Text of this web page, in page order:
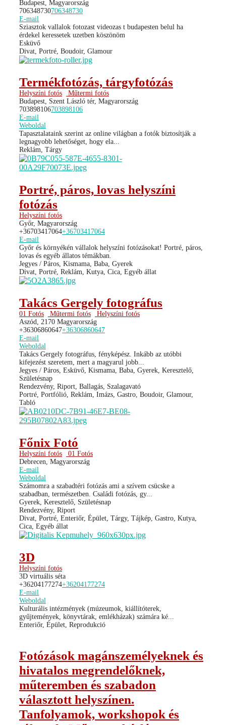
Budapest, Magyarország
706348730706348730
E-mail
Sziasztok vallalok fotozast videozas t budapesten belul ha
érdekel keressetek uzetben köszönöm
Esküvő
Divat, Portré, Boudoir, Glamour
Termékfotózás, tárgyfotózás
Helyszíni fotós
Műtermi fotós
Budapest, Szent László tér, Magyarország
703898106703898106
E-mail
Weboldal
Tapasztalataink szerint az online világban a fotók biztosítják a
legnagyobb lehetőséget, hogy ela...
Reklám, Tárgy
Portré, páros, lovas helyszíni
fotózás
Helyszíni fotós
Győr, Magyarország
+36703417064+36703417064
E-mail
Győr és környékén vállalok helyszíni fotózásokat! Portré, páros,
lovas és egyéb állatos témákban.
Jegyes / Páros, Kismama, Baba, Gyerek
Divat, Portré, Reklám, Kutya, Cica, Egyéb állat
Takács Gergely fotográfus
01 Fotós Műtermi fotós
Helyszíni fotós
Aszód, 2170 Magyarország
+36306860647+36306860647
E-mail
Weboldal
Takács Gergely fotográfus, fényképész. Inkább az utóbbi
kifejezést szeretem, mert a magyarul jobb...
Jegyes / Páros, Esküvő, Kismama, Baba, Gyerek, Keresztelő,
Születésnap
Rendezvény, Riport, Ballagás, Szalagavató
Portré, Portfólió, Reklám, Imázs, Gastro, Boudoir, Glamour,
Tabló
Főnix Fotó
Helyszíni fotós
01 Fotós
Debrecen, Magyarország
E-mail
Weboldal
Számomra a szabadtéri fotózás ami a szívem csücske a
szabadban, természetben. Családi fotózás, gy...
Gyerek, Keresztelő, Születésnap
Rendezvény, Riport
Divat, Portré, Enteriőr, Épület, Tárgy, Tájkép, Gastro, Kutya,
Cica, Egyéb állat
3D
Helyszíni fotós
3D virtuális séta
+36204177274+36204177274
E-mail
Weboldal
Kulturális intézmények (múzeumok, kiállítóterek,
gyűjtemények, könyvtárak, emlékházak) számára ké...
Enteriőr, Épület, Reprodukció
Fotózások magánszemélyeknek és
hivatalos megrendelőknek,
műteremben és szabadon
választott helyszínen.
Tanfolyamok, workshopok és